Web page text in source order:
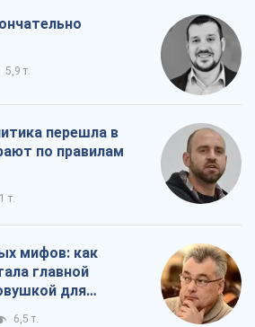
5,9 т.
перешла в
по правилам
т.
мифов: как
главной
для
6,5 т.